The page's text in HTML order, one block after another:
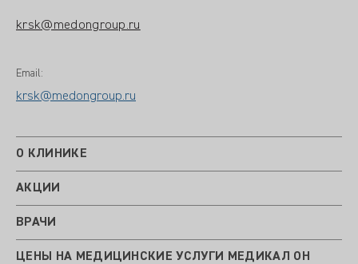
krsk@medongroup.ru
Email:
krsk@medongroup.ru
О КЛИНИКЕ
АКЦИИ
ВРАЧИ
ЦЕНЫ НА МЕДИЦИНСКИЕ УСЛУГИ МЕДИКАЛ ОН